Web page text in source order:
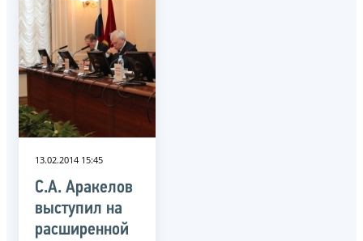
13.02.2014 15:45
С.А. Аракелов
выступил на
расширенной